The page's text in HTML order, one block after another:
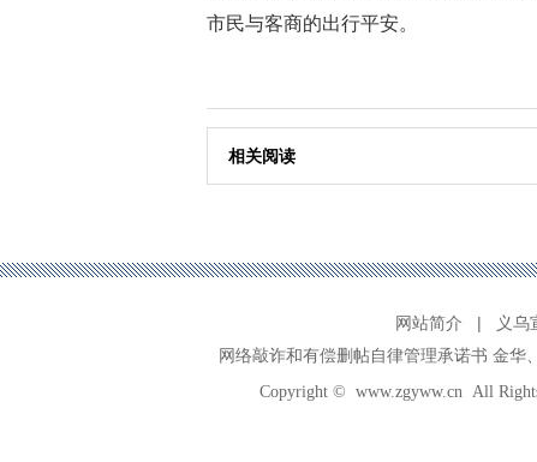
市民与客商的出行平安。
相关阅读
网站简介 | 义乌
网络敲诈和有偿删帖自律管理承诺书 金华、
Copyright © www.zgyww.cnAll